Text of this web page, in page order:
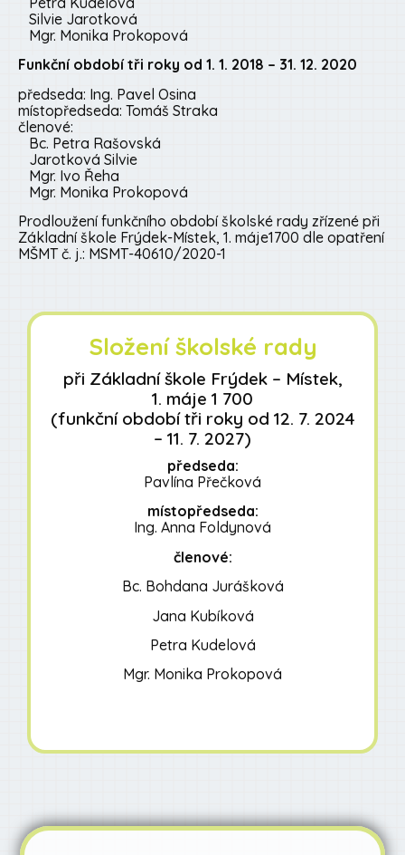
Silvie Jarotková
Mgr. Monika Prokopová
Funkční období tři roky od 1. 1. 2018 – 31. 12. 2020
předseda: Ing. Pavel Osina
místopředseda: Tomáš Straka
členové:
Bc. Petra Rašovská
Jarotková Silvie
Mgr. Ivo Řeha
Mgr. Monika Prokopová
Prodloužení funkčního období školské rady zřízené při
Základní škole Frýdek-Místek, 1. máje1700 dle opatření
MŠMT č. j.: MSMT-40610/2020-1
Složení školské rady
při Základní škole Frýdek – Místek,
1. máje 1 700
(funkční období tři roky od 12. 7. 2024
– 11. 7. 2027)
předseda:
Pavlína Přečková
místopředseda:
Ing. Anna Foldynová
členové:
Bc. Bohdana Jurášková
Jana Kubíková
Petra Kudelová
Mgr. Monika Prokopová